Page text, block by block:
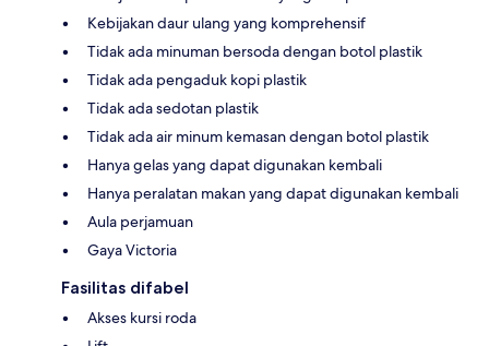
Kebijakan daur ulang yang komprehensif
Tidak ada minuman bersoda dengan botol plastik
Tidak ada pengaduk kopi plastik
Tidak ada sedotan plastik
Tidak ada air minum kemasan dengan botol plastik
Hanya gelas yang dapat digunakan kembali
Hanya peralatan makan yang dapat digunakan kembali
Aula perjamuan
Gaya Victoria
Fasilitas difabel
Akses kursi roda